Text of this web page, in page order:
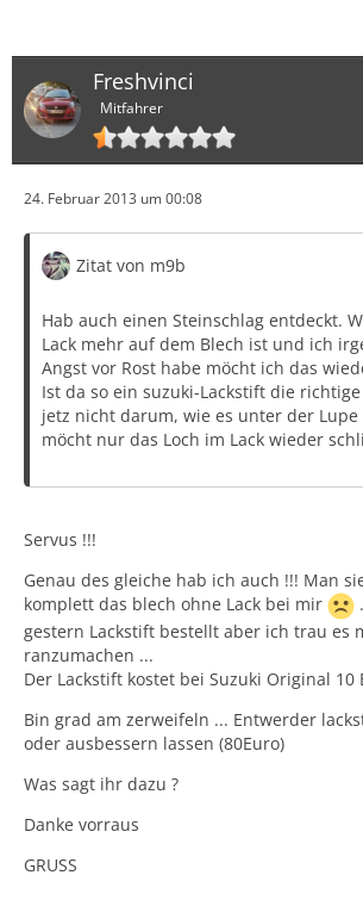
Freshvinci
Mitfahrer
24. Februar 2013 um 00:08
Zitat von m9b
Hab auch einen Steinschlag entdeckt.
Lack mehr auf dem Blech ist und ich
Angst vor Rost habe möcht ich das
Ist da so ein suzuki-Lackstift die
jetz nicht darum, wie es unter der Lupe
möcht nur das Loch im Lack wieder
Servus !!!
Genau des gleiche hab ich auch !!! Man
komplett das blech ohne Lack bei mir
gestern Lackstift bestellt aber ich trau es
ranzumachen ...
Der Lackstift kostet bei Suzuki Original 10
Bin grad am zerweifeln ... Entwerder
oder ausbessern lassen (80Euro)
Was sagt ihr dazu ?
Danke vorraus
GRUSS